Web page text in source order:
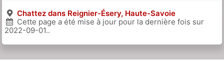
Chattez dans Reignier-Ésery, Haute-Savoie
Cette page a été mise à jour pour la dernière fois sur
2022-09-01..